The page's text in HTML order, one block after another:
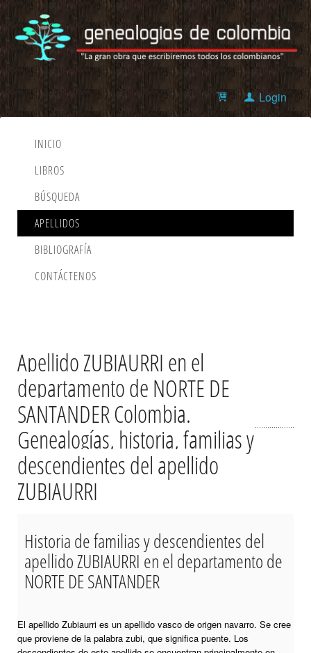
Login
INICIO
LIBROS
BÚSQUEDA
APELLIDOS
BIBLIOGRAFÍA
CONTÁCTENOS
Apellido ZUBIAURRI en el
departamento de NORTE DE
SANTANDER Colombia.
Genealogías, historia, familias y
descendientes del apellido
ZUBIAURRI
Historia de familias y descendientes del
apellido ZUBIAURRI en el departamento de
NORTE DE SANTANDER
El apellido Zubiaurri es un apellido vasco de origen navarro. Se cree
que proviene de la palabra zubi, que significa puente. Los